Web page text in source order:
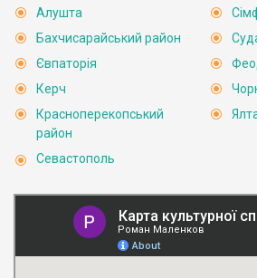
Алушта
Бахчисарайський район
Євпаторія
Керч
Красноперекопський
район
Севастополь